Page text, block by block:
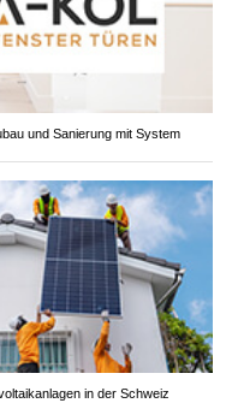
und Sanierung mit System
in der Schweiz